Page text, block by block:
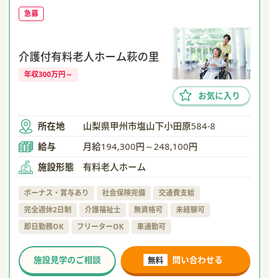
急募
介護付有料老人ホーム萩の里
年収300万円～
お気に入り
所在地
山梨県甲州市塩山下小田原584-8
給与
月給194,300円～248,100円
施設形態
有料老人ホーム
ボーナス・賞与あり 社会保険完備
交通費支給
完全週休2日制
介護福祉士 無資格可
未経験可
即日勤務OK
フリーターOK 車通勤可
無料 問い合わせる
施設見学のご相談